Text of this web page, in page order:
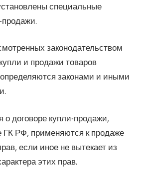
специальные
продажи.
законодательством
и продажи товаров
законами и иными
договоре купли-продажи,
ГК РФ, применяются к продаже
если иное не вытекает из
этих прав.